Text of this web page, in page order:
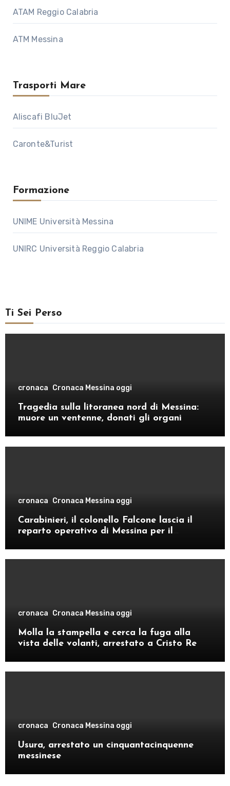
ATAM Reggio Calabria
ATM Messina
Trasporti Mare
Aliscafi BluJet
Caronte&Turist
Formazione
UNIME Università Messina
UNIRC Università Reggio Calabria
Ti Sei Perso
cronaca Cronaca Messina oggi
Tragedia sulla litoranea nord di Messina:
muore un ventenne, donati gli organi
cronaca Cronaca Messina oggi
Carabinieri, il colonello Falcone lascia il
reparto operativo di Messina per il
cronaca Cronaca Messina oggi
Molla la stampella e cerca la fuga alla
vista delle volanti, arrestato a Cristo Re
cronaca Cronaca Messina oggi
Usura, arrestato un cinquantacinquenne
messinese